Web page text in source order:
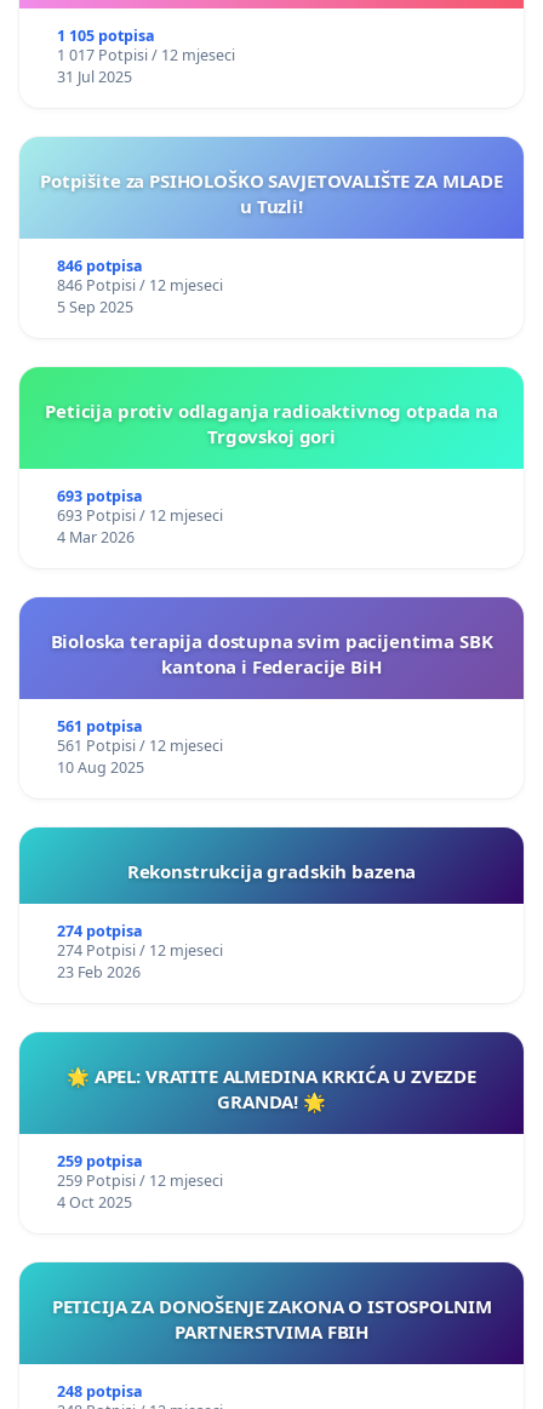
1 105 potpisa
1 017 Potpisi / 12 mjeseci
31 Jul 2025
Potpišite za PSIHOLOŠKO SAVJETOVALIŠTE ZA MLADE
u Tuzli!
846 potpisa
846 Potpisi / 12 mjeseci
5 Sep 2025
Peticija protiv odlaganja radioaktivnog otpada na
Trgovskoj gori
693 potpisa
693 Potpisi / 12 mjeseci
4 Mar 2026
Bioloska terapija dostupna svim pacijentima SBK
kantona i Federacije BiH
561 potpisa
561 Potpisi / 12 mjeseci
10 Aug 2025
Rekonstrukcija gradskih bazena
274 potpisa
274 Potpisi / 12 mjeseci
23 Feb 2026
🌟 APEL: VRATITE ALMEDINA KRKIĆA U ZVEZDE
GRANDA! 🌟
259 potpisa
259 Potpisi / 12 mjeseci
4 Oct 2025
PETICIJA ZA DONOŠENJE ZAKONA O ISTOSPOLNIM
PARTNERSTVIMA FBIH
248 potpisa